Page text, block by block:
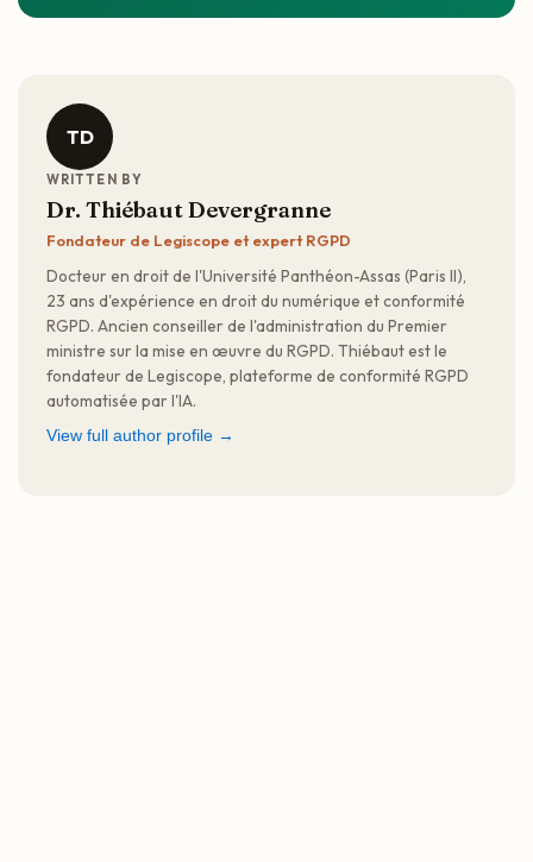
TD
WRITTEN BY
Dr. Thiébaut Devergranne
Fondateur de Legiscope et expert RGPD
Docteur en droit de l'Université Panthéon-Assas (Paris II),
23 ans d'expérience en droit du numérique et conformité
RGPD. Ancien conseiller de l'administration du Premier
ministre sur la mise en œuvre du RGPD. Thiébaut est le
fondateur de Legiscope, plateforme de conformité RGPD
automatisée par l'IA.
View full author profile →